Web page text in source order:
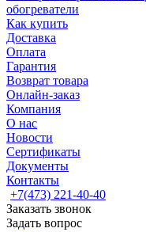
обогреватели
Как купить
Доставка
Оплата
Гарантия
Возврат товара
Онлайн-заказ
Компания
О нас
Новости
Сертификаты
Документы
Контакты
+7(473) 221-40-40
Заказать звонок
Задать вопрос